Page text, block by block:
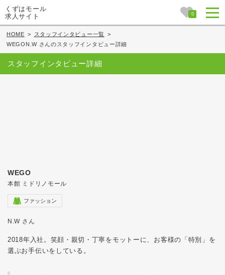
くずはモール
求人サイト
0
HOME > スタッフインタビュー一覧 >
WEGON.W さんのスタッフインタビュー詳細
スタッフインタビュー詳細
WEGO
本館 ミドリノモール
ファッション
N.W さん
2018年入社。笑顔・親切・丁寧をモットーに、お客様の「特別」を
選ぶお手伝いをしている。